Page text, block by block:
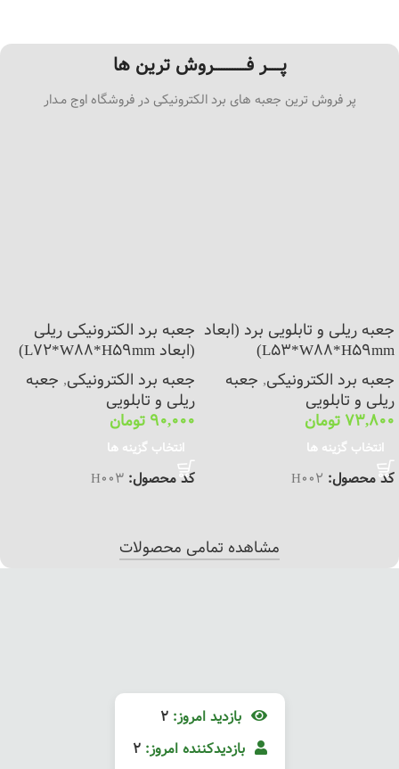
پـــــر فــــــــــــروش ترین ها
پر فروش ترین جعبه های برد الکترونیکی در فروشگاه اوج مـدار
جعبه ریلی و تابلویی برد (ابعاد
L53*W88*H59mm)
جعبه برد الکترونیکی, جعبه
ریلی و تابلویی
73,800 تومان
انتخاب گزینه ها
کد محصول: H002
جعبه برد الکترونیکی ریلی
(ابعاد L72*W88*H59mm)
جعبه برد الکترونیکی, جعبه
ریلی و تابلویی
90,000 تومان
انتخاب گزینه ها
کد محصول: H003
مشاهده تمامی محصولات
بازدید امروز: 2
بازدیدکننده امروز: 2